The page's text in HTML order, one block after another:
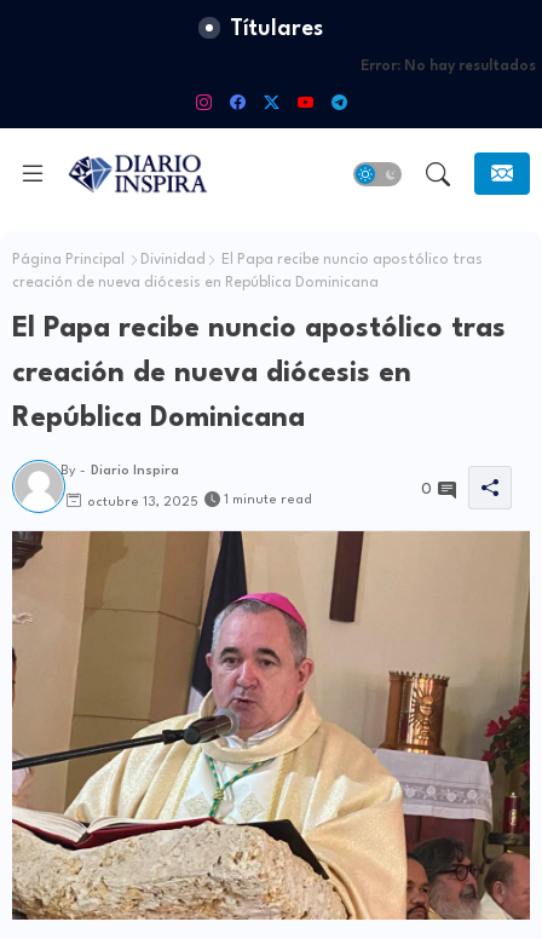
Títulares
Error: No hay resultados
Página Principal Divinidad
El Papa recibe nuncio apostólico tras
creación de nueva diócesis en República Dominicana
El Papa recibe nuncio apostólico tras
creación de nueva diócesis en
República Dominicana
By - Diario Inspira
octubre 13, 2025 1 minute read
0